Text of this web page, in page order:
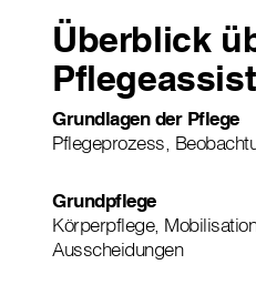
Überblick
Grundlagen der Pflege
Pflegeprozess,
Grundpflege
Körperpflege,
Ausscheidungen